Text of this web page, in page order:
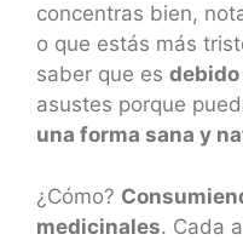
concentras bien,
o que estás más
saber que es debido
asustes porque
una forma sana y
¿Cómo?
medicinales. Cada